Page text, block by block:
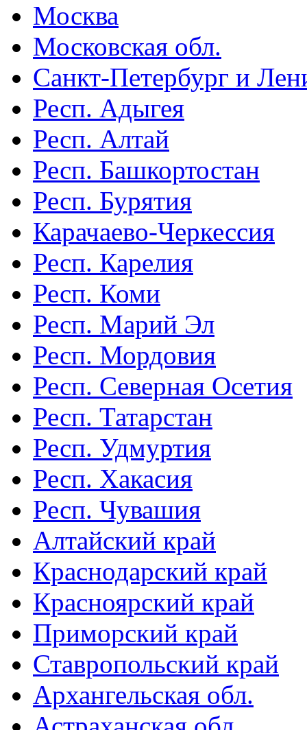
Москва
Московская обл.
Санкт-Петербург и
Респ. Адыгея
Респ. Алтай
Респ. Башкортостан
Респ. Бурятия
Карачаево-Черкессия
Респ. Карелия
Респ. Коми
Респ. Марий Эл
Респ. Мордовия
Респ. Северная Осетия
Респ. Татарстан
Респ. Удмуртия
Респ. Хакасия
Респ. Чувашия
Алтайский край
Краснодарский край
Красноярский край
Приморский край
Ставропольский край
Архангельская обл.